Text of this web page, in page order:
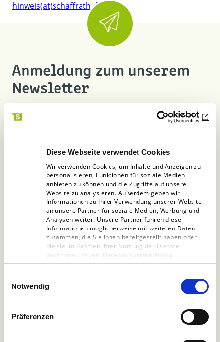
Diese Webseite verwendet Cookies
Wir verwenden Cookies, um Inhalte und Anzeigen zu
personalisieren, Funktionen für soziale Medien
anbieten zu können und die Zugriffe auf unsere
Website zu analysieren. Außerdem geben wir
Informationen zu Ihrer Verwendung unserer Website
an unsere Partner für soziale Medien, Werbung und
Analysen weiter. Unsere Partner führen diese
Informationen möglicherweise mit weiteren Daten
zusammen, die Sie ihnen bereitgestellt haben oder
die sie im Rahmen Ihrer Nutzung der Dienste
gesammelt haben. Datenschutzerklärung
Impressum
Notwendig
Präferenzen
hinweis(at)schaffrath.de
Anmeldung zum unserem
Newsletter
Genau die Infos, die Sie interessieren
L.N. Schaffrath GmbH & Co. KG benötigt die Kontaktinformationen, die Sie
Dienstleistungen zu kontaktieren. Sie können sich jederzeit von diesen
Benachrichtigungen abmelden. Informationen zum Abbestellen sowie unsere